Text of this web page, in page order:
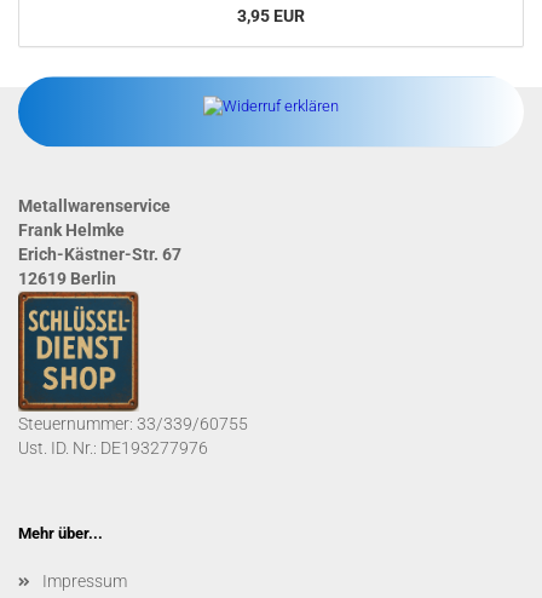
3,95 EUR
Metallwarenservice
Frank Helmke
Erich-Kästner-Str. 67
12619 Berlin
Steuernummer: 33/339/60755
Ust. ID. Nr.: DE193277976
Mehr über...
Impressum